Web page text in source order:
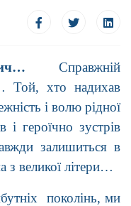
Справжній
Той, хто надихав
і волю рідної
героїчно зустрів
залишиться в
з великої літери…
поколінь, ми